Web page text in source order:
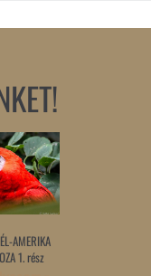
AMERIKA
1. rész